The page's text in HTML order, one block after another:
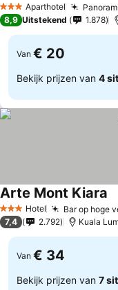
3 SterrenAparthotel
8,9 Uitstekend 1.878
Van € 20
Bekijk prijzen van 4
3 SterrenHotel Bar op hoge
Arte Mont Kiara
7,4 2.792 Kuala
Van € 34
Bekijk prijzen van 7